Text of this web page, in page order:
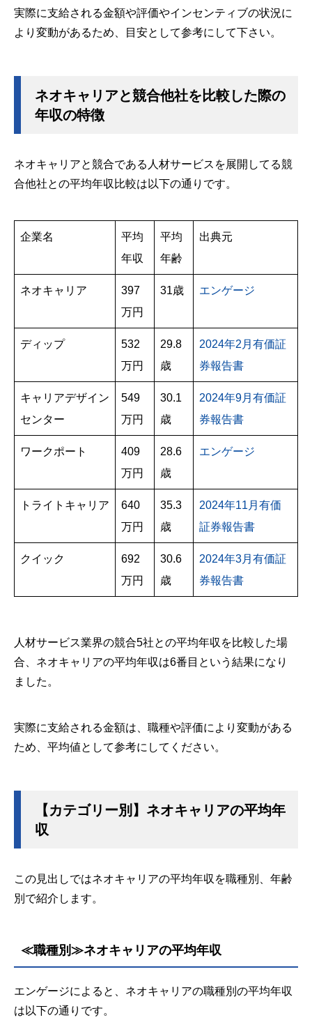
実際に支給される金額や評価やインセンティブの状況に
より変動があるため、目安として参考にして下さい。
ネオキャリアと競合他社を比較した際の
年収の特徴
ネオキャリアと競合である人材サービスを展開してる競
合他社との平均年収比較は以下の通りです。
企業名
平均
年収
平均
年齢
出典元
ネオキャリア
397
万円
31歳 エンゲージ
ディップ
532
万円
29.8
歳
2024年2月有価証
券報告書
キャリアデザイン
センター
549
万円
30.1
歳
2024年9月有価証
券報告書
ワークポート
409
万円
28.6
歳
エンゲージ
トライトキャリア
640
万円
35.3
歳
2024年11月有価
証券報告書
クイック
692
万円
30.6
歳
2024年3月有価証
券報告書
人材サービス業界の競合5社との平均年収を比較した場
合、ネオキャリアの平均年収は6番目という結果になり
ました。
実際に支給される金額は、職種や評価により変動がある
ため、平均値として参考にしてください。
【カテゴリー別】ネオキャリアの平均年
収
この見出しではネオキャリアの平均年収を職種別、年齢
別で紹介します。
≪職種別≫ネオキャリアの平均年収
エンゲージによると、ネオキャリアの職種別の平均年収
は以下の通りです。